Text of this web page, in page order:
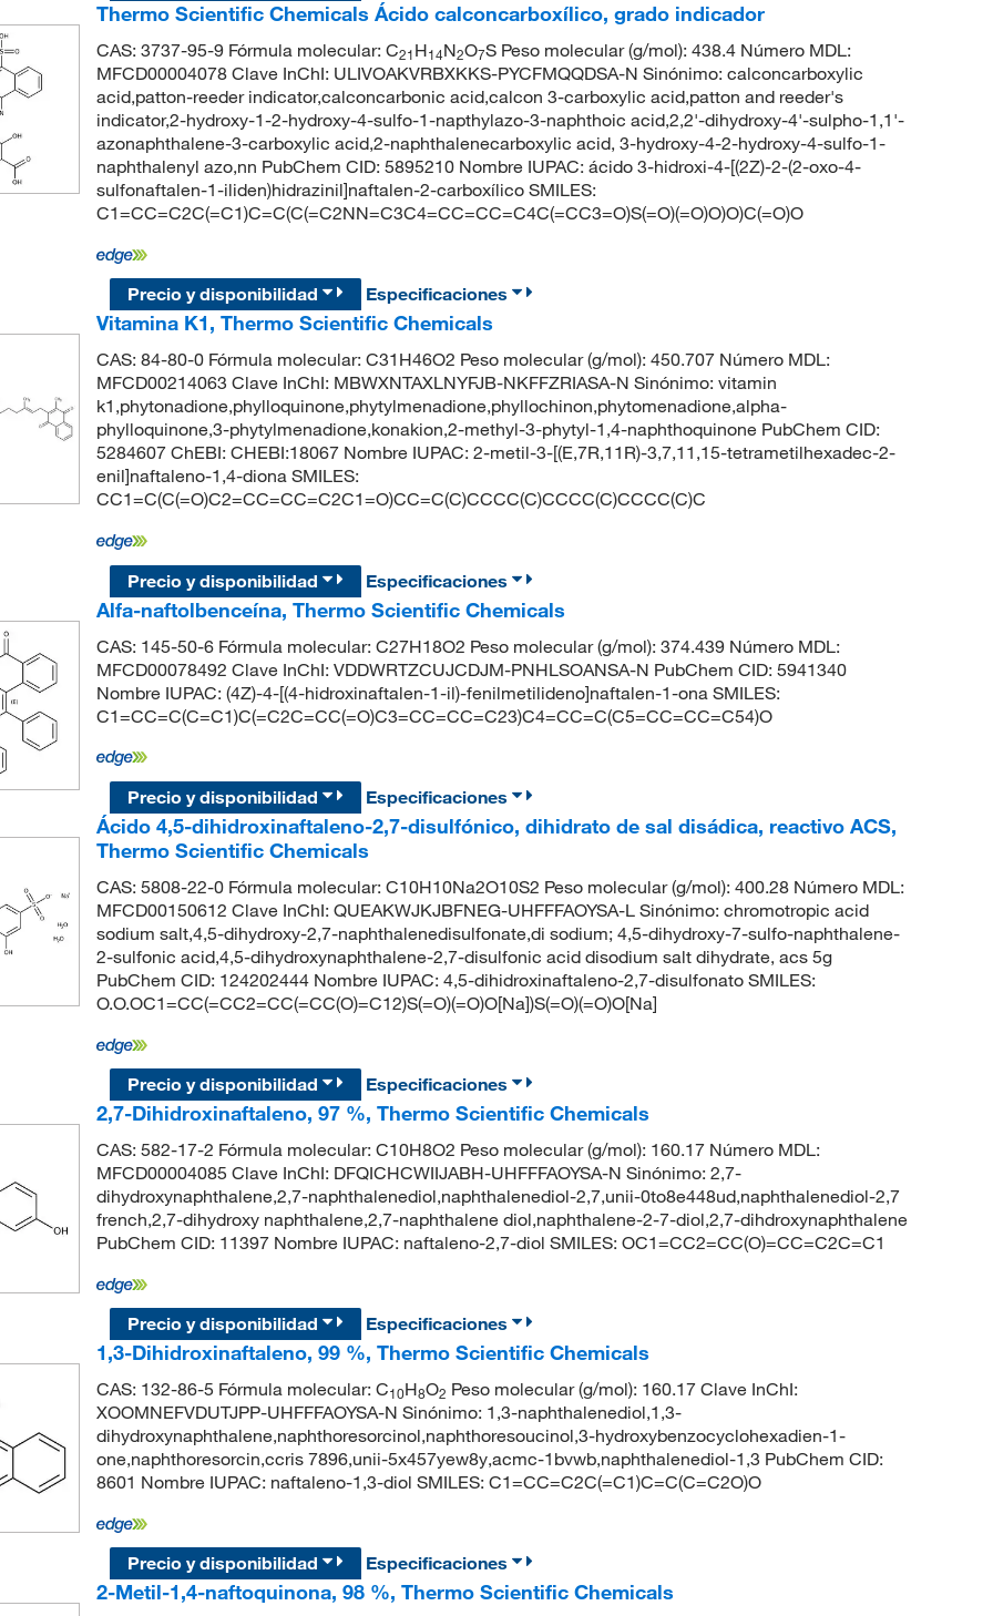
Thermo Scientific Chemicals Ácido calconcarboxílico, grado indicador
CAS: 3737-95-9 Fórmula molecular: C21H14N2O7S Peso molecular (g/mol): 438.4 Número MDL:
MFCD00004078 Clave InChI: ULIVOAKVRBXKKS-PYCFMQQDSA-N Sinónimo: calconcarboxylic
acid,patton-reeder indicator,calconcarbonic acid,calcon 3-carboxylic acid,patton and reeder's
indicator,2-hydroxy-1-2-hydroxy-4-sulfo-1-napthylazo-3-naphthoic acid,2,2'-dihydroxy-4'-sulpho-1,1'-
azonaphthalene-3-carboxylic acid,2-naphthalenecarboxylic acid, 3-hydroxy-4-2-hydroxy-4-sulfo-1-
naphthalenyl azo,nn PubChem CID: 5895210 Nombre IUPAC: ácido 3-hidroxi-4-[(2Z)-2-(2-oxo-4-
sulfonaftalen-1-iliden)hidrazinil]naftalen-2-carboxílico SMILES:
C1=CC=C2C(=C1)C=C(C(=C2NN=C3C4=CC=CC=C4C(=CC3=O)S(=O)(=O)O)O)C(=O)O
Precio y disponibilidad
Especificaciones
Vitamina K1, Thermo Scientific Chemicals
CAS: 84-80-0 Fórmula molecular: C31H46O2 Peso molecular (g/mol): 450.707 Número MDL:
MFCD00214063 Clave InChI: MBWXNTAXLNYFJB-NKFFZRIASA-N Sinónimo: vitamin
k1,phytonadione,phylloquinone,phytylmenadione,phyllochinon,phytomenadione,alpha-
phylloquinone,3-phytylmenadione,konakion,2-methyl-3-phytyl-1,4-naphthoquinone PubChem CID:
5284607 ChEBI: CHEBI:18067 Nombre IUPAC: 2-metil-3-[(E,7R,11R)-3,7,11,15-tetrametilhexadec-2-
enil]naftaleno-1,4-diona SMILES:
CC1=C(C(=O)C2=CC=CC=C2C1=O)CC=C(C)CCCC(C)CCCC(C)CCCC(C)C
Precio y disponibilidad
Especificaciones
Alfa-naftolbenceína, Thermo Scientific Chemicals
CAS: 145-50-6 Fórmula molecular: C27H18O2 Peso molecular (g/mol): 374.439 Número MDL:
MFCD00078492 Clave InChI: VDDWRTZCUJCDJM-PNHLSOANSA-N PubChem CID: 5941340
Nombre IUPAC: (4Z)-4-[(4-hidroxinaftalen-1-il)-fenilmetilideno]naftalen-1-ona SMILES:
C1=CC=C(C=C1)C(=C2C=CC(=O)C3=CC=CC=C23)C4=CC=C(C5=CC=CC=C54)O
Precio y disponibilidad
Especificaciones
Ácido 4,5-dihidroxinaftaleno-2,7-disulfónico, dihidrato de sal disádica, reactivo ACS,
Thermo Scientific Chemicals
CAS: 5808-22-0 Fórmula molecular: C10H10Na2O10S2 Peso molecular (g/mol): 400.28 Número MDL:
MFCD00150612 Clave InChI: QUEAKWJKJBFNEG-UHFFFAOYSA-L Sinónimo: chromotropic acid
sodium salt,4,5-dihydroxy-2,7-naphthalenedisulfonate,di sodium; 4,5-dihydroxy-7-sulfo-naphthalene-
2-sulfonic acid,4,5-dihydroxynaphthalene-2,7-disulfonic acid disodium salt dihydrate, acs 5g
PubChem CID: 124202444 Nombre IUPAC: 4,5-dihidroxinaftaleno-2,7-disulfonato SMILES:
O.O.OC1=CC(=CC2=CC(=CC(O)=C12)S(=O)(=O)O[Na])S(=O)(=O)O[Na]
Precio y disponibilidad
Especificaciones
2,7-Dihidroxinaftaleno, 97 %, Thermo Scientific Chemicals
CAS: 582-17-2 Fórmula molecular: C10H8O2 Peso molecular (g/mol): 160.17 Número MDL:
MFCD00004085 Clave InChI: DFQICHCWIIJABH-UHFFFAOYSA-N Sinónimo: 2,7-
dihydroxynaphthalene,2,7-naphthalenediol,naphthalenediol-2,7,unii-0to8e448ud,naphthalenediol-2,7
french,2,7-dihydroxy naphthalene,2,7-naphthalene diol,naphthalene-2-7-diol,2,7-dihdroxynaphthalene
PubChem CID: 11397 Nombre IUPAC: naftaleno-2,7-diol SMILES: OC1=CC2=CC(O)=CC=C2C=C1
Precio y disponibilidad
Especificaciones
1,3-Dihidroxinaftaleno, 99 %, Thermo Scientific Chemicals
CAS: 132-86-5 Fórmula molecular: C10H8O2 Peso molecular (g/mol): 160.17 Clave InChI:
XOOMNEFVDUTJPP-UHFFFAOYSA-N Sinónimo: 1,3-naphthalenediol,1,3-
dihydroxynaphthalene,naphthoresorcinol,naphthoresoucinol,3-hydroxybenzocyclohexadien-1-
one,naphthoresorcin,ccris 7896,unii-5x457yew8y,acmc-1bvwb,naphthalenediol-1,3 PubChem CID:
8601 Nombre IUPAC: naftaleno-1,3-diol SMILES: C1=CC=C2C(=C1)C=C(C=C2O)O
Precio y disponibilidad
Especificaciones
2-Metil-1,4-naftoquinona, 98 %, Thermo Scientific Chemicals